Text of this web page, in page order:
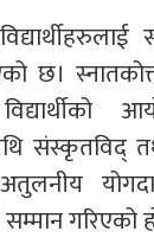
छ।
संस्कृतविद्
गरिएको